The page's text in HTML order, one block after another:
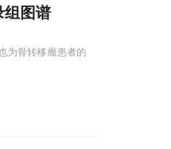
组图谱
为骨转移瘤患者的